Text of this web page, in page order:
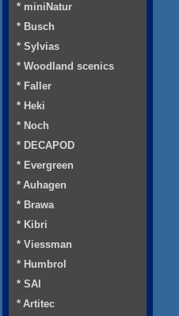
* miniNatur
* Busch
* Sylvias
* Woodland scenics
* Faller
* Heki
* Noch
* DECAPOD
* Evergreen
* Auhagen
* Brawa
* Kibri
* Viessman
* Humbrol
* SAI
* Artitec